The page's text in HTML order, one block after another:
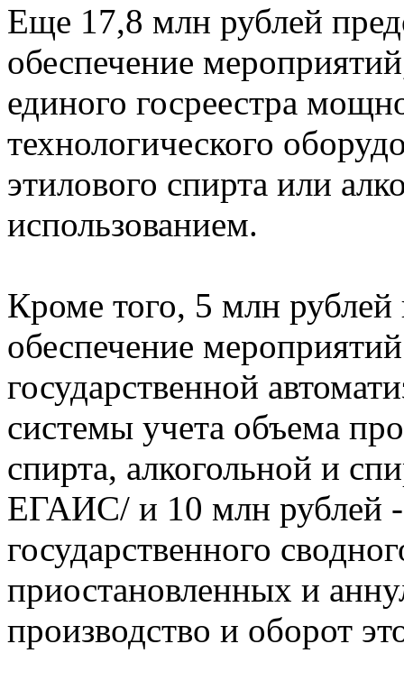
Еще 17,8 млн рублей
обеспечение
единого госреестра
технологического
этилового спирта или
использованием.
Кроме того, 5 млн рублей
обеспечение
государственной
системы учета объема
спирта, алкогольной и
ЕГАИС/ и 10 млн рублей
государственного
приостановленных и
производство и оборот